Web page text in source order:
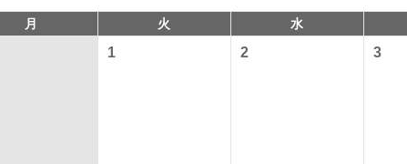
月 火 水
1 2 3